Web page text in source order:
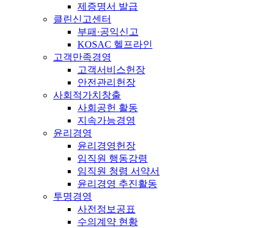
제증명서 발급
클린신고센터
부패·공익신고
KOSAC 헬프라인
고객만족경영
고객서비스헌장
안전관리헌장
사회적가치창출
사회공헌 활동
지속가능경영
윤리경영
윤리경영헌장
임직원 행동강령
임직원 청렴 서약서
윤리경영 추진활동
투명경영
사전정보공표
수의계약 현황